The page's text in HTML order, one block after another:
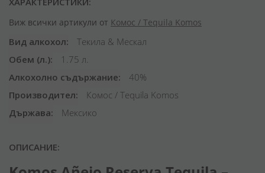
Виж всички артикули от Комос / Tequila Komos
Вид алкохол
Текила & Мескал
Обем (л.)
1.75 л.
Алкохолно съдържание
40%
Производител
Комос / Tequila Komos
Държава
Мексико
ОПИСАНИЕ: